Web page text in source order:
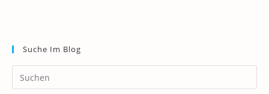
Suche Im Blog